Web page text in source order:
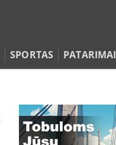
SPORTAS PATARIMAI